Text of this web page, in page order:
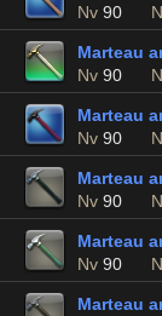
Nv 90
Marteau
Nv 90
Marteau
Nv 90
Marteau
Nv 90
Marteau
Nv 90
Marteau